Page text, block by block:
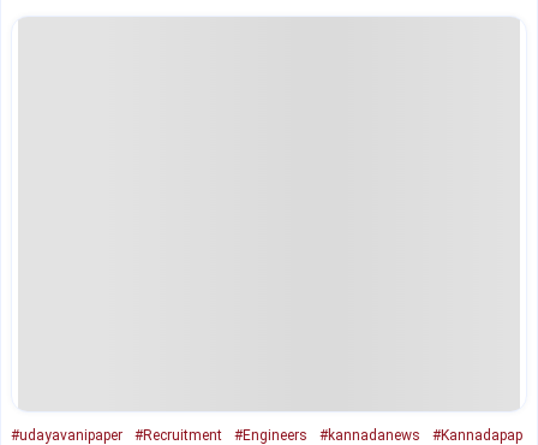
#udayavanipaper #Recruitment #Engineers #kannadanews
#Kannadapap